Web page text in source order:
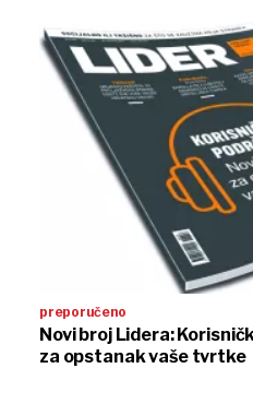
preporučeno
Novi broj Lidera:
za opstanak vaše tvrtke